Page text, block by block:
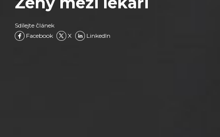
Sdílejte článek
Facebook
X LinkedIn